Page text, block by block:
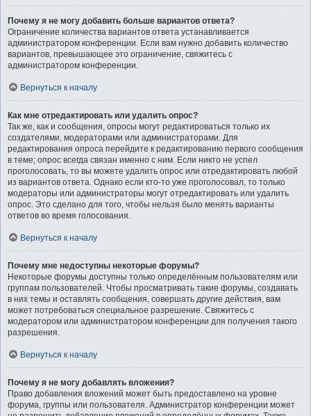
Почему я не могу добавить больше вариантов ответа?
Ограничение количества вариантов ответа устанавливается
администратором конференции. Если вам нужно добавить количество
вариантов, превышающее это ограничение, свяжитесь с
администратором конференции.
Вернуться к началу
Как мне отредактировать или удалить опрос?
Так же, как и сообщения, опросы могут редактироваться только их
создателями, модераторами или администраторами. Для
редактирования опроса перейдите к редактированию первого сообщения
в теме; опрос всегда связан именно с ним. Если никто не успел
проголосовать, то вы можете удалить опрос или отредактировать любой
из вариантов ответа. Однако если кто-то уже проголосовал, то только
модераторы или администраторы могут отредактировать или удалить
опрос. Это сделано для того, чтобы нельзя было менять варианты
ответов во время голосования.
Вернуться к началу
Почему мне недоступны некоторые форумы?
Некоторые форумы доступны только определённым пользователям или
группам пользователей. Чтобы просматривать такие форумы, создавать
в них темы и оставлять сообщения, совершать другие действия, вам
может потребоваться специальное разрешение. Свяжитесь с
модератором или администратором конференции для получения такого
разрешения.
Вернуться к началу
Почему я не могу добавлять вложения?
Право добавления вложений может быть предоставлено на уровне
форума, группы или пользователя. Администратор конференции может